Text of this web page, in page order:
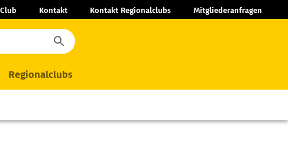
Kontakt Kontakt Regionalclubs Mitgliederanfragen
Regionalclubs